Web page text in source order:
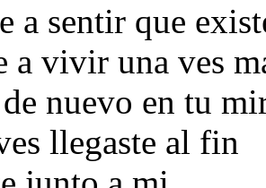
a sentir que
a vivir una ves
nuevo en tu
llegaste al fin